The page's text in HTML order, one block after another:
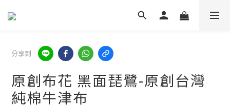
分享到
原創布花 黑面琵鷺-原創台灣
純棉牛津布